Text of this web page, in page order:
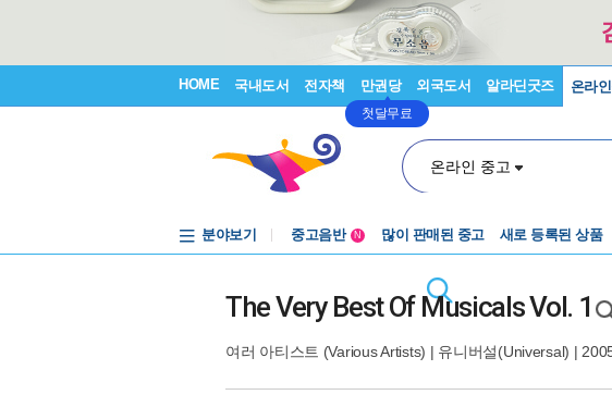
HOME 국내도서 전자책 만권당
첫달무료
외국도서 알라딘굿즈 온라
온라인 중고
분야보기
중고음반
N 많이 판매된 중고 새로 등록된 상품
The Very Best Of Musicals Vol. 1
여러 아티스트 (Various Artists) | 유니버설(Universal) |